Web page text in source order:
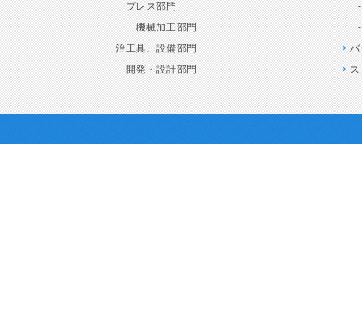
プレス部門
機械加工部門
治工具、設備部門
開発・設計部門
バ
ス